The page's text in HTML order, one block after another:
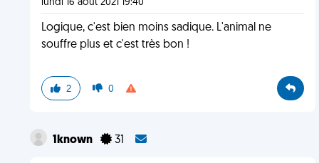
lundi 16 août 2021 19:40
Logique, c'est bien moins sadique. L'animal ne
souffre plus et c'est très bon !
2 0
1known 31